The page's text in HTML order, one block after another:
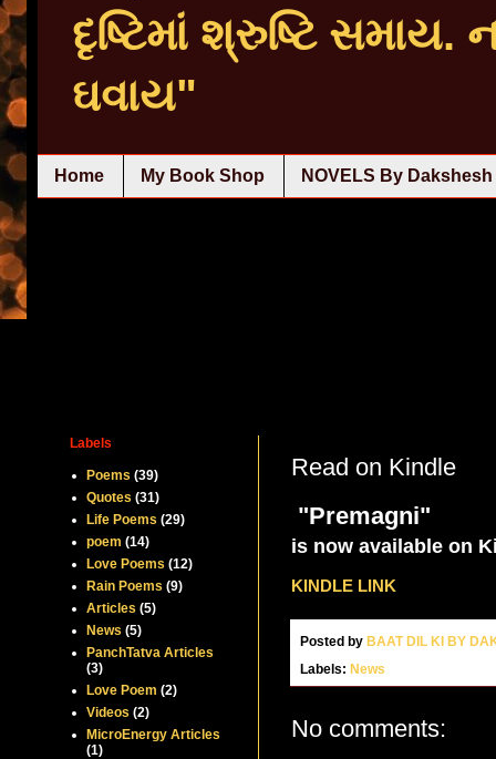
દૃષ્ટિમાં શ્રુષ્ટિ
ઘવાય"
Home My Book Shop NOVELS By
Read on Kindle
"Premagni"
is now available on
KINDLE LINK
Posted by BAAT DIL KI BY
Labels:News
No comments:
Labels
Poems (39)
Quotes (31)
Life Poems (29)
poem (14)
Love Poems (12)
Rain Poems (9)
Articles (5)
News (5)
PanchTatva Articles
(3)
Love Poem (2)
Videos (2)
MicroEnergy Articles
(1)